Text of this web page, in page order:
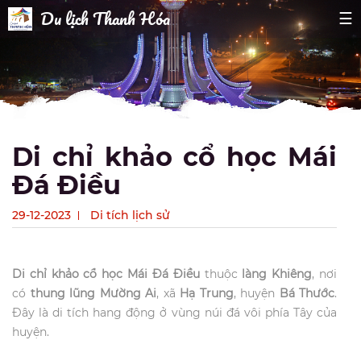
☰
Du lịch Thanh Hóa
Di chỉ khảo cổ học Mái
Đá Điều
29-12-2023 Di tích lịch sử
Di chỉ khảo cổ học Mái Đá Điềuthuộc làng Khiêng, nơi
có thung lũng Mường Ai, xã Hạ Trung, huyện Bá Thước.
Đây là di tích hang động ở vùng núi đá vôi phía Tây của
huyện.